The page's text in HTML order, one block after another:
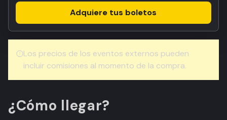
Adquiere tus boletos
Los precios de los eventos externos pueden
incluir comisiones al momento de la compra.
¿Cómo llegar?